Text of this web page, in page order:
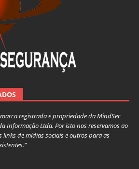
registrada e propriedade da MindSec
Informação Ltda. Por isto nos reservamos ao
de mídias sociais e outros para as